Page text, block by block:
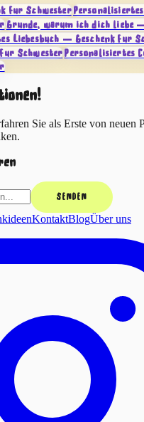
für Schwester
Gründe, warum ich dich liebe
Liebesbuch — Geschenk für
SchwesterPersonalisiertes
Sie als Erste von neuen
SENDEN
KontaktBlogÜber uns